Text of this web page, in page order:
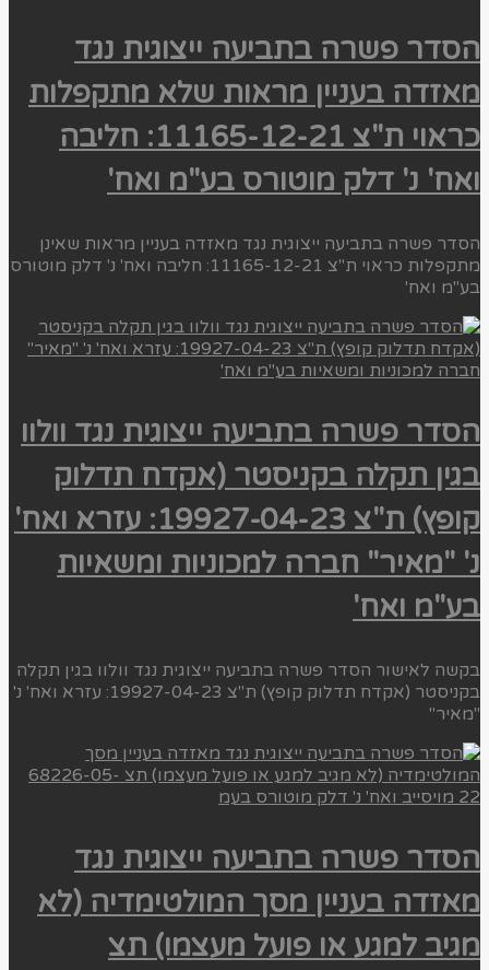
הסדר פשרה בתביעה ייצוגית נגד
מאזדה בעניין מראות שלא מתקפלות
כראוי ת"צ 11165-12-21: חליבה
ואח' נ' דלק מוטורס בע"מ ואח'
הסדר פשרה בתביעה ייצוגית נגד מאזדה בעניין מראות שאינן
מתקפלות כראוי ת"צ 11165-12-21: חליבה ואח' נ' דלק מוטורס
בע"מ ואח'
הסדר פשרה בתביעה ייצוגית נגד וולוו
בגין תקלה בקניסטר (אקדח תדלוק
קופץ) ת"צ 19927-04-23: עזרא ואח'
נ' "מאיר" חברה למכוניות ומשאיות
בע"מ ואח'
בקשה לאישור הסדר פשרה בתביעה ייצוגית נגד וולוו בגין תקלה
בקניסטר (אקדח תדלוק קופץ) ת"צ 19927-04-23: עזרא ואח' נ'
"מאיר"
הסדר פשרה בתביעה ייצוגית נגד
מאזדה בעניין מסך המולטימדיה (לא
מגיב למגע או פועל מעצמו) תצ